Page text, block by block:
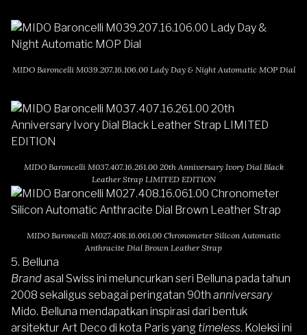
MIDO Baroncelli M039.207.16.106.00 Lady Day & Night Automatic MOP Dial
MIDO Baroncelli M037.407.16.261.00 20th Anniversary Ivory Dial Black
Leather Strap LIMITED EDITION
MIDO Baroncelli M027.408.16.061.00 Chronometer Silicon Automatic
Anthracite Dial Brown Leather Strap
5. Belluna
Brandasal Swiss ini meluncurkan seri Belluna pada tahun
2008 sekaligus sebagai peringatan 90th anniversary
Mido. Belluna mendapatkan inspirasi dari bentuk
arsitektur Art Deco di kota Paris yang timeless. Koleksi ini